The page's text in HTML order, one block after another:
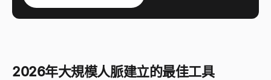
2026年大規模人脈建立的最佳工具